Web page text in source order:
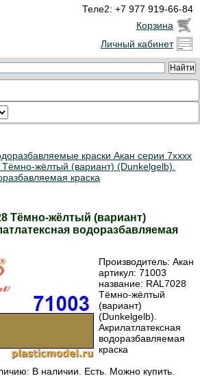
Теле2: +7 977 919-66-84
Корзина
Личный кабинет
краски Акан серии 7xxxx
жёлтый (вариант) (Dunkelgelb).
краска
Тёмно-жёлтый (вариант)
водоразбавляемая
Производитель: Акан
артикул: 71003
название: RAL7028
Тёмно-жёлтый
(вариант)
(Dunkelgelb).
Акрилатлатексная
водоразбавляемая
краска
В наличии. Есть. Можно купить.